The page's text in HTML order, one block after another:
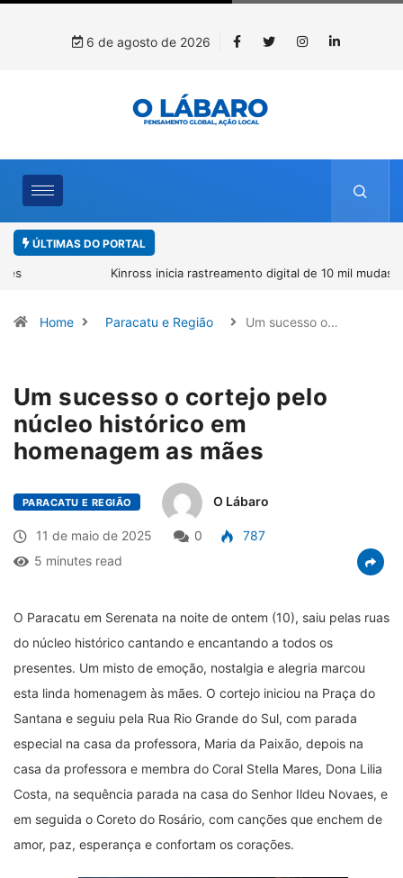
6 de agosto de 2026
ÚLTIMAS DO PORTAL
Kinross inicia rastreamento digital de 10 mil mudas usadas na
Home Paracatu e Região Um sucesso o…
Um sucesso o cortejo pelo
núcleo histórico em
homenagem as mães
PARACATU E REGIÃO O Lábaro
11 de maio de 2025 0
787
5 minutes read
O Paracatu em Serenata na noite de ontem (10), saiu pelas ruas
do núcleo histórico cantando e encantando a todos os
presentes. Um misto de emoção, nostalgia e alegria marcou
esta linda homenagem às mães. O cortejo iniciou na Praça do
Santana e seguiu pela Rua Rio Grande do Sul, com parada
especial na casa da professora, Maria da Paixão, depois na
casa da professora e membra do Coral Stella Mares, Dona Lilia
Costa, na sequência parada na casa do Senhor Ildeu Novaes, e
em seguida o Coreto do Rosário, com canções que enchem de
amor, paz, esperança e confortam os corações.